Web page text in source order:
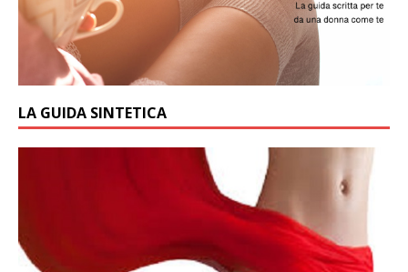
LA GUIDA SINTETICA